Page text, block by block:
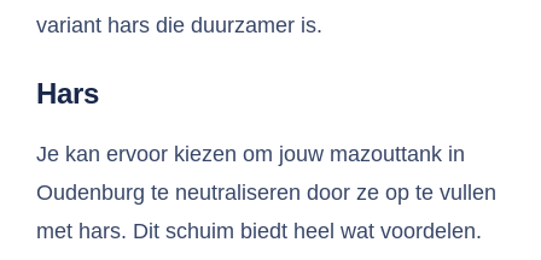
variant hars die duurzamer is.
Hars
Je kan ervoor kiezen om jouw mazouttank in
Oudenburg te neutraliseren door ze op te vullen
met hars. Dit schuim biedt heel wat voordelen.